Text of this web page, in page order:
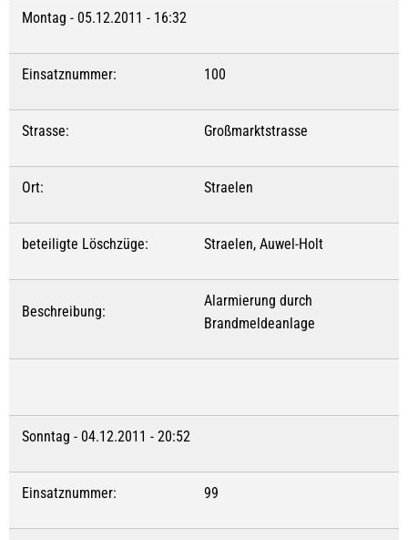
Montag - 05.12.2011 - 16:32
Einsatznummer: 100
Strasse: Großmarktstrasse
Ort: Straelen
beteiligte Löschzüge: Straelen, Auwel-Holt
Beschreibung:
Alarmierung durch
Brandmeldeanlage
Sonntag - 04.12.2011 - 20:52
Einsatznummer: 99